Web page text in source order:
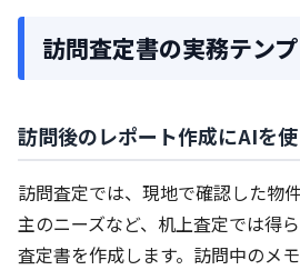
訪問査定書の実務テン
訪問後のレポート作成にAIを使
訪問査定では、現地で確認した物
主のニーズなど、机上査定では得
査定書を作成します。訪問中のメ